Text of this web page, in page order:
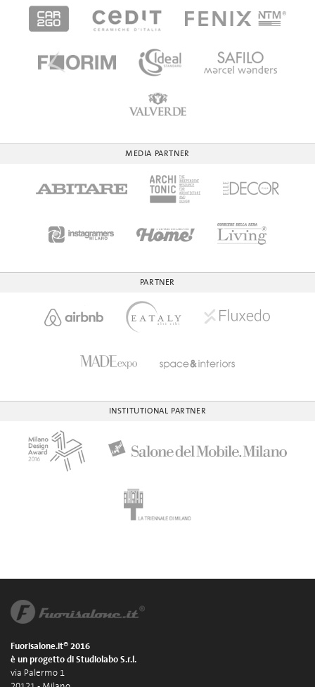
MEDIA PARTNER
PARTNER
INSTITUTIONAL PARTNER
Fuorisalone.it® 2016
è un progetto di Studiolabo S.r.l.
via Palermo 1